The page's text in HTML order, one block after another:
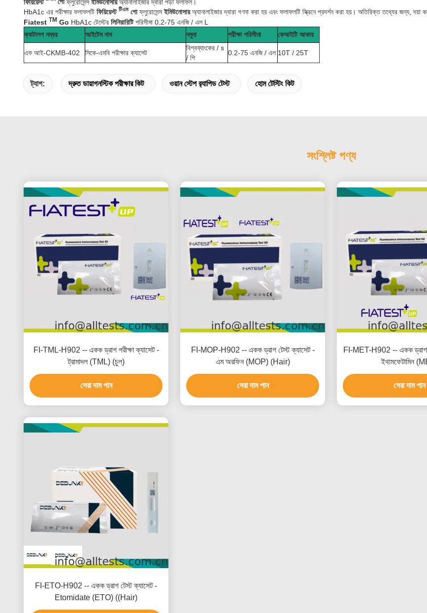
ফিয়িয়েস্ট
গোফ্লুরোসেন্সইমিউনোসায়অ্যানালাইজার দ্বারা পড়া ফলাফল।
HbA1c এর পরীক্ষার ফলাফলটি ফিয়িয়েস্ট টিএম গোফ্লুরোসেন্সইমিউনোসায়অ্যানালাইজার দ্বারা গণনা করা হয় এবং ফলাফলটি স্ক্রিনে প্রদর্শন করা হয়। অতিরিক্ত তথ্যের জন্য, দয়া
Fiatest TM Go HbA1c টেস্টের লিনিয়ারিটিপরিসীমা 0.2-75 এনজি / এল L
ক্যাটালগ নম্বর
আইটেম নাম নমুনা পরীক্ষা পরিসীমা কেআইটি আকার
এফ আই-CKMB-402 সিকে-এমবি পরীক্ষার ক্যাসেট
বিশ্বব্যাংকের / s
/ পি
0.2-75 এনজি / এল 10T / 25T
ট্যাগ: দ্রুত ডায়াগনস্টিক পরীক্ষার কিট ওয়ান স্টেপ র‌্যাপিড টেস্ট হোম টেস্টিং কিট
সংশ্লিষ্ট পণ্য
FI-TML-H902 -- একক ড্রাগ পরীক্ষা ক্যাসেট -
ট্রামাদল (TML) (চুল)
সেরা দাম পান
FI-MOP-H902 -- একক ড্রাগ টেস্ট ক্যাসেট -
এম অরফিন (MOP) (Hair)
সেরা দাম পান
FI-MET-H902 -- একক ড্রাগ
ইথামফেটামিন
সেরা দাম পান
FI-ETO-H902 -- একক ড্রাগ টেস্ট ক্যাসেট -
Etomidate (ETO) ((Hair)